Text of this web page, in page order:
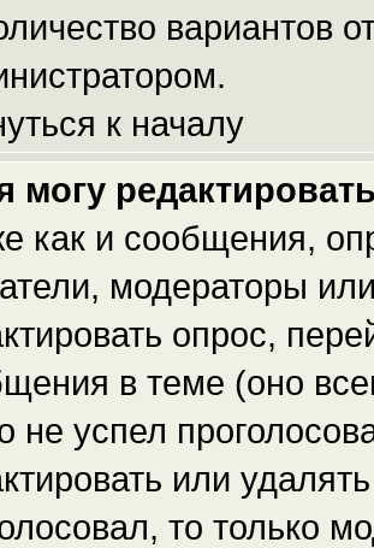
вариантов
к началу
могу
как и сообщения,
модераторы
опрос,
в теме (оно
не успел
или
то только